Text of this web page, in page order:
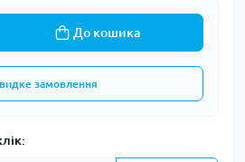
До кошика
замовлення